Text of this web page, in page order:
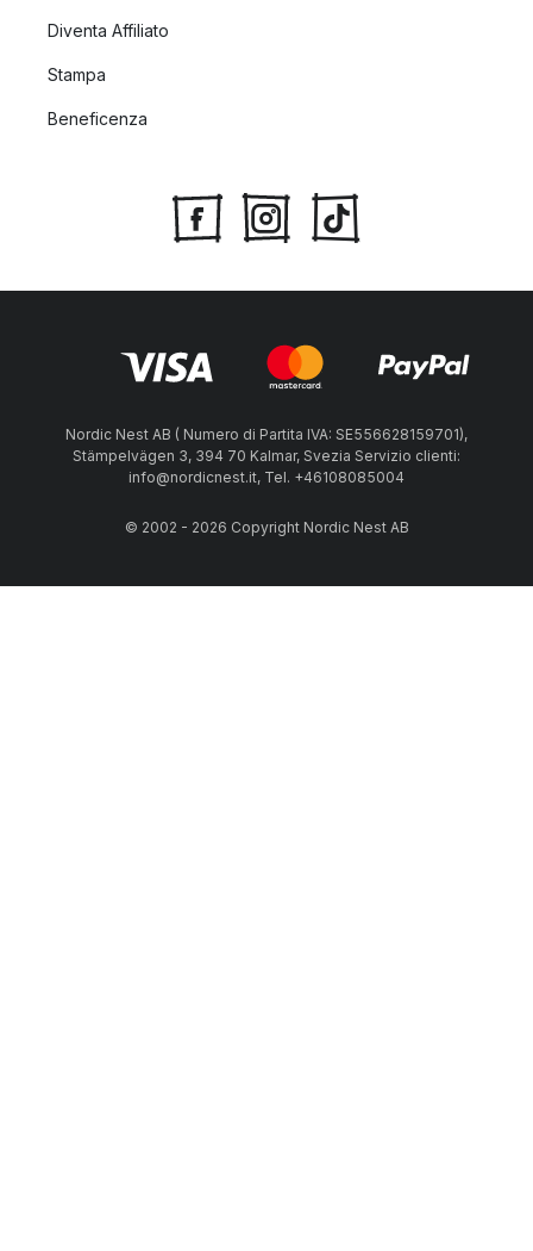
Diventa Affiliato
Stampa
Beneficenza
Nordic Nest AB ( Numero di Partita IVA: SE556628159701),
Stämpelvägen 3, 394 70 Kalmar, Svezia Servizio clienti:
info@nordicnest.it, Tel. +46108085004
© 2002 - 2026 Copyright Nordic Nest AB